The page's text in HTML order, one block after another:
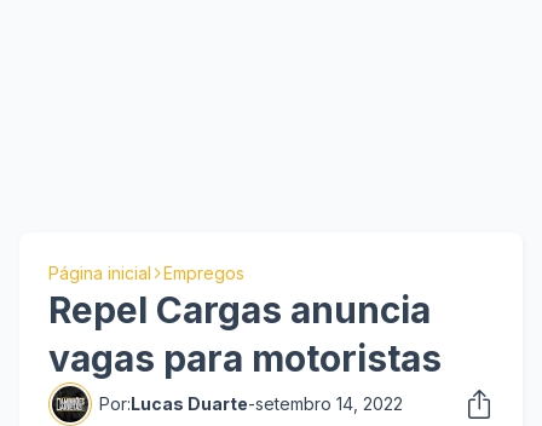
Página inicial Empregos
Repel Cargas anuncia
vagas para motoristas
Por:Lucas Duarte-setembro 14, 2022